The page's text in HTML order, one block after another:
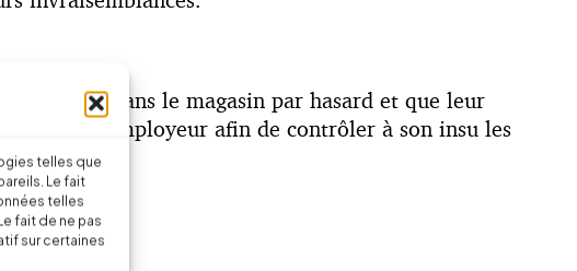
telles que
Le fait
telles
fait de ne pas
sur certaines
pas dans le magasin par hasard et que leur
par l’employeur afin de contrôler à son insu les